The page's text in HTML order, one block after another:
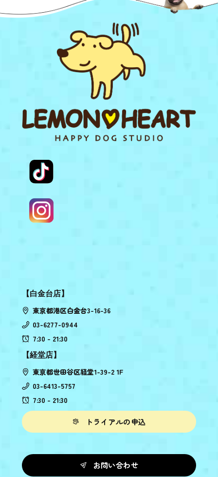
【白金台店】
東京都港区白金台3-16-36
03-6277-0944
7:30 - 21:30
【経堂店】
東京都世田谷区経堂1-39-2 1F
03-6413-5757
7:30 - 21:30
トライアルの申込
お問い合わせ